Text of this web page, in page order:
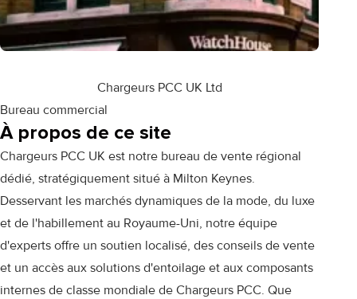
Chargeurs PCC UK Ltd
Bureau commercial
À propos de ce site
Chargeurs PCC UK est notre bureau de vente régional
dédié, stratégiquement situé à Milton Keynes.
Desservant les marchés dynamiques de la mode, du luxe
et de l'habillement au Royaume-Uni, notre équipe
d'experts offre un soutien localisé, des conseils de vente
et un accès aux solutions d'entoilage et aux composants
internes de classe mondiale de Chargeurs PCC. Que